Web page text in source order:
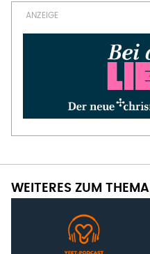
WEITERES ZUM THEMA